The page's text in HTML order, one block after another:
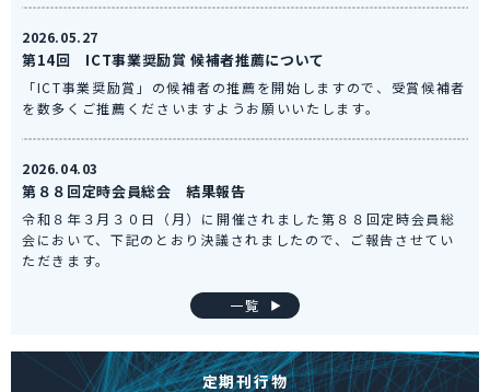
2026.05.27
第14回 ICT事業奨励賞 候補者推薦について
「ICT事業奨励賞」の候補者の推薦を開始しますので、受賞候補者
を数多くご推薦くださいますようお願いいたします。
2026.04.03
第８８回定時会員総会 結果報告
令和８年３月３０日（月）に開催されました第８８回定時会員総
会において、下記のとおり決議されましたので、ご報告させてい
ただきます。
一覧
定期刊行物